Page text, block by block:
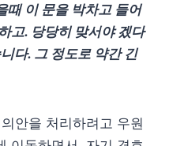
때 이 문을 박차고 들어
고. 당당히 맞서야 겠다
다. 그 정도로 약간 긴
안을 처리하려고 우원